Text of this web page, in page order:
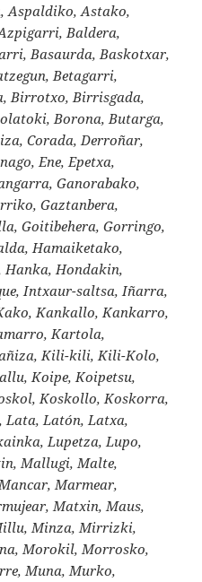
Aspaldiko, Astako,
Baldera,
Basaurda, Baskotxar,
Betagarri,
Birrotxo, Birrisgada,
Borona, Butarga,
Corada, Derroñar,
Ene, Epetxa,
Ganorabako,
Gaztanbera,
Goitibehera, Gorringo,
Hamaiketako,
Hondakin,
Intxaur-saltsa, Iñarra,
Kankallo, Kankarro,
Kartola,
Kili-kili, Kili-Kolo,
Koipe, Koipetsu,
Koskollo, Koskorra,
Latón, Latxa,
Lupetza, Lupo,
Mallugi, Malte,
Marmear,
Matxin, Maus,
Minza, Mirrizki,
Morokil, Morrosko,
Muna, Murko,